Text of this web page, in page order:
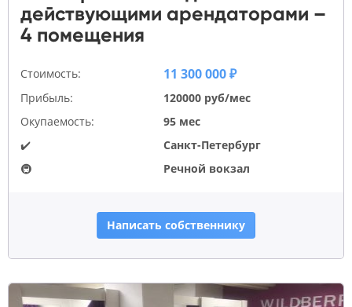
действующими арендаторами –
4 помещения
Стоимость: 11 300 000 ₽
Прибыль:
120000 руб/мес
Окупаемость:
95 мес
✔️
Санкт-Петербург
🚇
Речной вокзал
Написать собственнику